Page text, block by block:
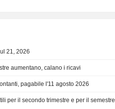
21, 2026
aumentano, calano i ricavi
pagabile l'11 agosto 2026
per il secondo trimestre e per il semestre